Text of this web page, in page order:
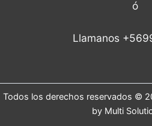
ó
Llamanos
Todos los derechos reservados ©
by Multi